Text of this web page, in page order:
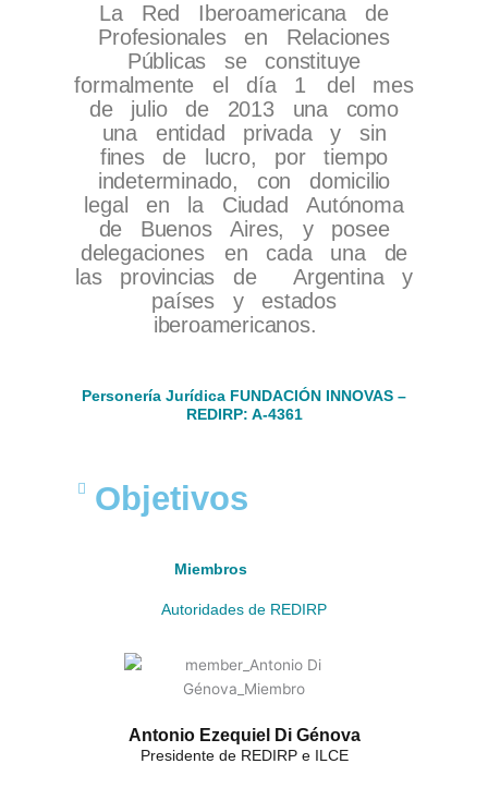
La Red Iberoamericana de
Profesionales en Relaciones
Públicas se constituye
formalmente el día 1
del mes
de julio de 2013 una como
una entidad privada y sin
fines de lucro, por tiempo
indeterminado, con domicilio
legal en la Ciudad Autónoma
de Buenos Aires, y posee
delegaciones
en cada una de
las provincias de Argentina y
países y estados
iberoamericanos.
Personería Jurídica FUNDACIÓN INNOVAS –
REDIRP: A-4361​
Objetivos
Miembros
Autoridades de REDIRP
Antonio Ezequiel Di Génova
Presidente de REDIRP e ILCE